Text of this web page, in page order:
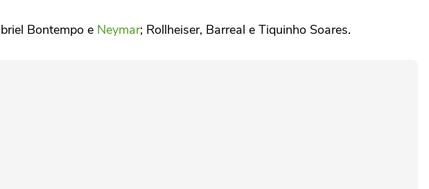
Bontempo e Neymar; Rollheiser, Barreal e Tiquinho Soares.